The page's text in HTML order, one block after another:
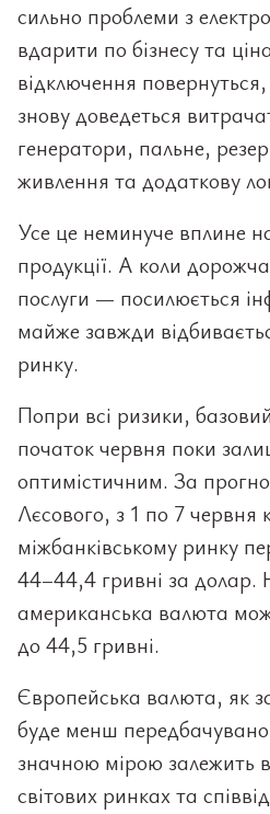
сильно проблеми з
вдарити по бізнесу та
відключення
знову доведеться
генератори, пальне,
живлення та додаткову
Усе це неминуче вплине
продукції. А коли
послуги — посилюється
майже завжди
ринку.
Попри всі ризики,
початок червня поки
оптимістичним. За
Лєсового, з 1 по 7 червня
міжбанківському ринку
44–44,4 гривні за долар.
американська валюта
до 44,5 гривні.
Європейська валюта, як
буде менш
значною мірою залежить
світових ринках та